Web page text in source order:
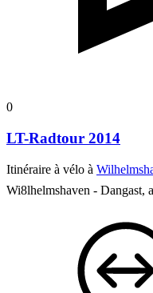
0
LT-Radtour 2014
Itinéraire à vélo à
Wi8lhelmshaven - Dangast,